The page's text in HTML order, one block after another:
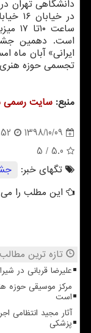
دانشگاهی تهران
است. دهمین
ایرانی» آبان
تجسمی حوزه هنری
منبع: سایت رسمی
1398/10/09
5.0
/ 5
تگهای خبر:
این مطلب را
تازه ترین
علیرضا قربانی در
مرکز موسیقی حوزه
است
آثار مجید انتظامی
پزشکی